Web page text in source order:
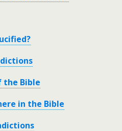
the Bible
in the Bible